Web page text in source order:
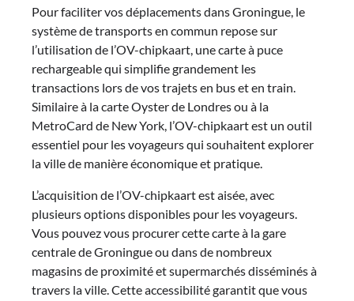
Pour faciliter vos déplacements dans Groningue, le
système de transports en commun repose sur
l’utilisation de l’OV-chipkaart, une carte à puce
rechargeable qui simplifie grandement les
transactions lors de vos trajets en bus et en train.
Similaire à la carte Oyster de Londres ou à la
MetroCard de New York, l’OV-chipkaart est un outil
essentiel pour les voyageurs qui souhaitent explorer
la ville de manière économique et pratique.
L’acquisition de l’OV-chipkaart est aisée, avec
plusieurs options disponibles pour les voyageurs.
Vous pouvez vous procurer cette carte à la gare
centrale de Groningue ou dans de nombreux
magasins de proximité et supermarchés disséminés à
travers la ville. Cette accessibilité garantit que vous